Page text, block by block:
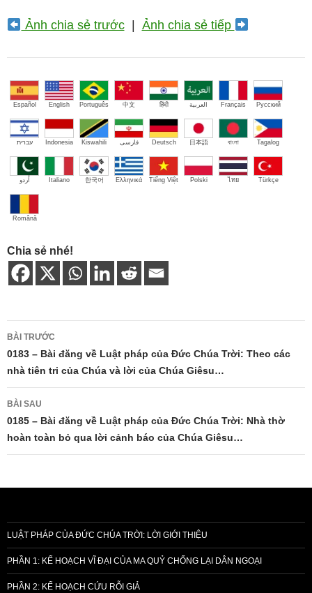
Ảnh chia sẻ trước| Ảnh chia sẻ tiếp
Español English Português 中文 हिंदी العربية Français Русский
עברית Indonesia Kiswahili فارسی Deutsch 日本語 বাংলা Tagalog
اُردو Italiano 한국어 Ελληνικά Tiếng Việt Polski ไทย Türkçe
Română
Chia sẻ nhé!
Điều
hướng
bài
viết
BÀI TRƯỚC
0183 – Bài đăng về Luật pháp của Đức Chúa Trời: Theo các
nhà tiên tri của Chúa và lời của Chúa Giêsu…
BÀI SAU
0185 – Bài đăng về Luật pháp của Đức Chúa Trời: Nhà thờ
hoàn toàn bỏ qua lời cảnh báo của Chúa Giêsu…
LUẬT PHÁP CỦA ĐỨC CHÚA TRỜI: LỜI GIỚI THIỆU
PHẦN 1: KẾ HOẠCH VĨ ĐẠI CỦA MA QUỶ CHỐNG LẠI DÂN NGOẠI
PHẦN 2: KẾ HOẠCH CỨU RỖI GIẢ